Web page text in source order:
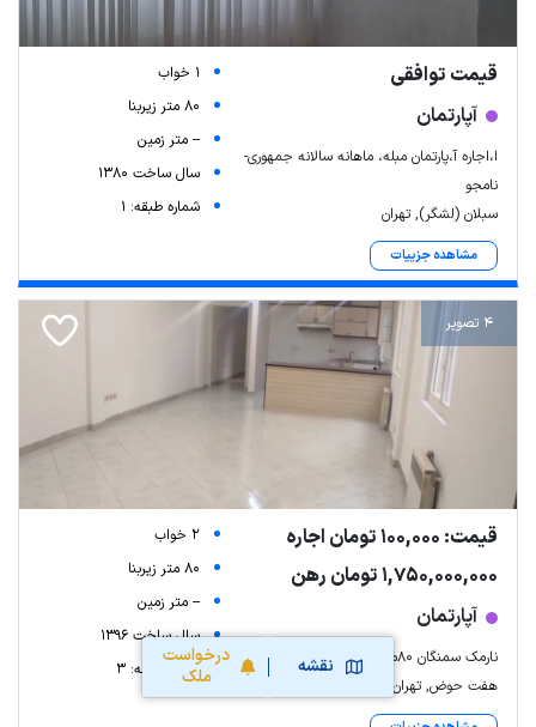
نقشه
درخواست
ملک
قیمت توافقی
آپارتمان
ا،اجاره آ،پارتمان مبله، ماهانه سالانه جمهوری-
نامجو
سبلان (لشگر), تهران
مشاهده جزییات
1 خواب
80 متر زیربنا
-- متر زمین
سال ساخت 1380
شماره طبقه: 1
4 تصویر
قیمت: 100,000 تومان اجاره
1,750,000,000 تومان رهن
آپارتمان
نارمک سمنگان ۸۰مترباپارکینگ میدان۷۹
هفت حوض, تهران
2 خواب
80 متر زیربنا
-- متر زمین
سال ساخت 1396
شماره طبقه: 3